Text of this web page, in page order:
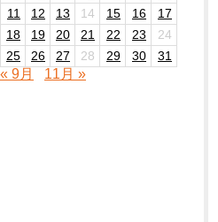
11
12 13 14 15 16
17
18
19 20 21 22 23
24
25
26 27 28 29 30 31
« 9月 11月 »